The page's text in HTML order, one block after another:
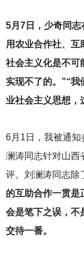
5月7日，少奇同志
用农业合作社、互
社会主义化是不可
实现不了的。”“我
业社会主义思想，
6月1日，我被通知
澜涛同志针对山西
评。刘澜涛同志除
的互助合作一贯是
会是笔下之误，不
交待一番。